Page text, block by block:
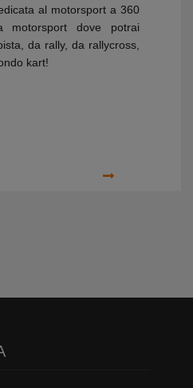
al motorsport a 360
motorsport dove potrai
da rally, da rallycross,
kart!